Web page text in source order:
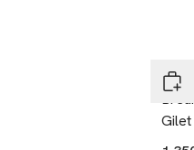
Gilet